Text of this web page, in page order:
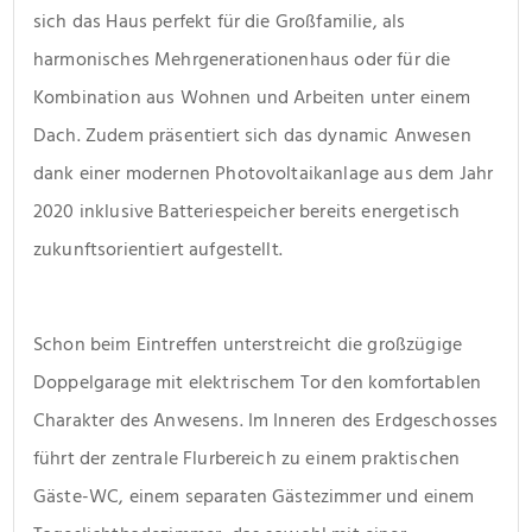
sich das Haus perfekt für die Großfamilie, als
harmonisches Mehrgenerationenhaus oder für die
Kombination aus Wohnen und Arbeiten unter einem
Dach. Zudem präsentiert sich das dynamic Anwesen
dank einer modernen Photovoltaikanlage aus dem Jahr
2020 inklusive Batteriespeicher bereits energetisch
zukunftsorientiert aufgestellt.
Schon beim Eintreffen unterstreicht die großzügige
Doppelgarage mit elektrischem Tor den komfortablen
Charakter des Anwesens. Im Inneren des Erdgeschosses
führt der zentrale Flurbereich zu einem praktischen
Gäste-WC, einem separaten Gästezimmer und einem